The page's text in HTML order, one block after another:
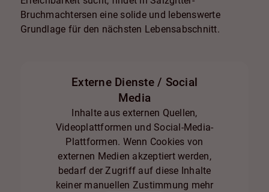
Bruchmachtersen eine solide und lebenswerte
Grundlage für den nächsten Lebensabschnitt.
Externe Dienste / Social
Media
Inhalte aus externen Quellen,
Videoplattformen und Social-Media-
Plattformen. Wenn Cookies von
externen Medien akzeptiert werden,
bedarf der Zugriff auf diese Inhalte
keiner manuellen Zustimmung mehr